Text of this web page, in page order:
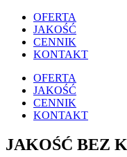
OFERTA
JAKOŚĆ
CENNIK
KONTAKT
OFERTA
JAKOŚĆ
CENNIK
KONTAKT
JAKOŚĆ BEZ